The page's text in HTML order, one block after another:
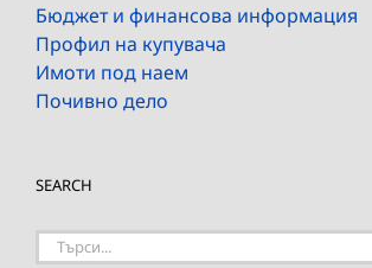
Бюджет и финансова информация
Профил на купувача
Имоти под наем
Почивно дело
SEARCH
Търсене